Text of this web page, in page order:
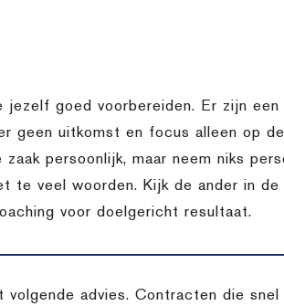
goed voorbereiden. Er zijn een
geen uitkomst en focus alleen op
persoonlijk, maar neem niks
te veel woorden. Kijk de ander in
voor doelgericht resultaat.
advies. Contracten die